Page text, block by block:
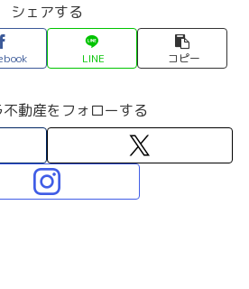
シェアする
LINE コピー
不動産をフォローする